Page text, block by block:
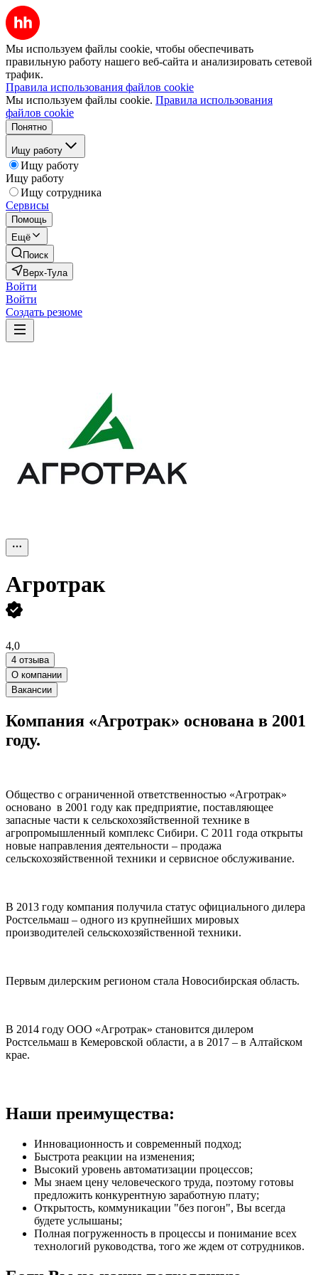
Мы используем файлы cookie, чтобы обеспечивать
правильную работу нашего веб-сайта и анализировать сетевой
трафик.
Правила использования файлов cookie
Мы используем файлы cookie. Правила использования
файлов cookie
Понятно
Ищу работу
Ищу работу
Ищу работу
Ищу сотрудника
Сервисы
Помощь
Ещё
Поиск
Верх-Тула
Войти
Войти
Создать резюме
Агротрак
4,0
4 отзыва
О компании
Вакансии
Компания «Агротрак» основана в 2001
году.
Общество с ограниченной ответственностью «Агротрак»
основано в 2001 году как предприятие, поставляющее
запасные части к сельскохозяйственной технике в
агропромышленный комплекс Сибири. С 2011 года открыты
новые направления деятельности – продажа
сельскохозяйственной техники и сервисное обслуживание.
В 2013 году компания получила статус официального дилера
Ростсельмаш – одного из крупнейших мировых
производителей сельскохозяйственной техники.
Первым дилерским регионом стала Новосибирская область.
В 2014 году ООО «Агротрак» становится дилером
Ростсельмаш в Кемеровской области, а в 2017 – в Алтайском
крае.
Наши преимущества:
Инновационность и современный подход;
Быстрота реакции на изменения;
Высокий уровень автоматизации процессов;
Мы знаем цену человеческого труда, поэтому готовы
предложить конкурентную заработную плату;
Открытость, коммуникации "без погон", Вы всегда
будете услышаны;
Полная погруженность в процессы и понимание всех
технологий руководства, того же ждем от сотрудников.